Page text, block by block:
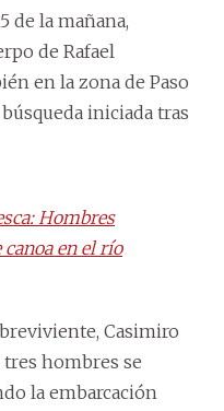
de la mañana,
de Rafael
en la zona de Paso
iniciada tras
Hombres
canoa en el río
Casimiro
tres hombres se
la embarcación